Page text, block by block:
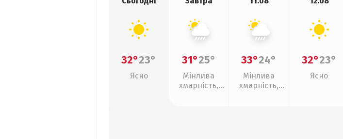
32°23°
Ясно
31°25°
Мінлива
хмарність,
33°24°
Мінлива
хмарність,
32°23°
Ясно